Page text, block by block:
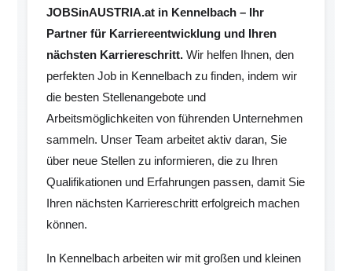
JOBSinAUSTRIA.at in Kennelbach – Ihr
Partner für Karriereentwicklung und Ihren
nächsten Karriereschritt. Wir helfen Ihnen, den
perfekten Job in Kennelbach zu finden, indem wir
die besten Stellenangebote und
Arbeitsmöglichkeiten von führenden Unternehmen
sammeln. Unser Team arbeitet aktiv daran, Sie
über neue Stellen zu informieren, die zu Ihren
Qualifikationen und Erfahrungen passen, damit Sie
Ihren nächsten Karriereschritt erfolgreich machen
können.
In Kennelbach arbeiten wir mit großen und kleinen